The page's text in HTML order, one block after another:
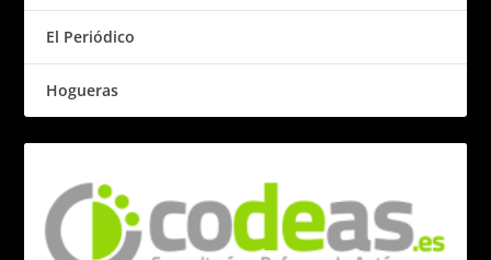
El Periódico
Hogueras